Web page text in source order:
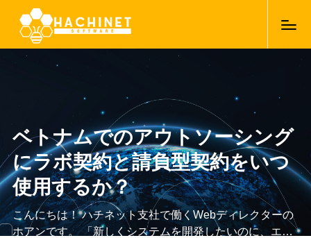
ベトナムでのアウトソーシング
にラボ契約と請負型契約をいつ
使用するか？
こんにちは！ ハチネット支社で働くWebディレクターの
ホアンです。 「新しくシステムを開発したいのに、エン